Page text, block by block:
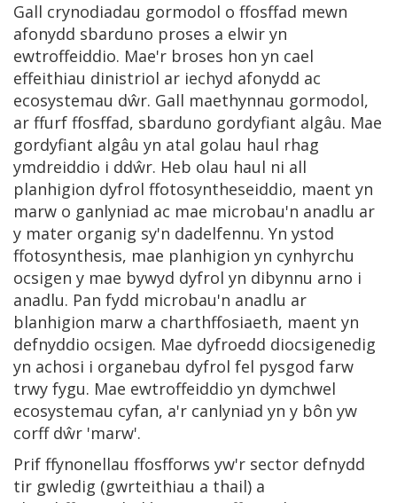
Gall crynodiadau gormodol o ffosffad mewn
afonydd sbarduno proses a elwir yn
ewtroffeiddio. Mae'r broses hon yn cael
effeithiau dinistriol ar iechyd afonydd ac
ecosystemau dŵr. Gall maethynnau gormodol,
ar ffurf ffosffad, sbarduno gordyfiant algâu. Mae
gordyfiant algâu yn atal golau haul rhag
ymdreiddio i ddŵr. Heb olau haul ni all
planhigion dyfrol ffotosyntheseiddio, maent yn
marw o ganlyniad ac mae microbau'n anadlu ar
y mater organig sy'n dadelfennu. Yn ystod
ffotosynthesis, mae planhigion yn cynhyrchu
ocsigen y mae bywyd dyfrol yn dibynnu arno i
anadlu. Pan fydd microbau'n anadlu ar
blanhigion marw a charthffosiaeth, maent yn
defnyddio ocsigen. Mae dyfroedd diocsigenedig
yn achosi i organebau dyfrol fel pysgod farw
trwy fygu. Mae ewtroffeiddio yn dymchwel
ecosystemau cyfan, a'r canlyniad yn y bôn yw
corff dŵr 'marw'.
Prif ffynonellau ffosfforws yw'r sector defnydd
tir gwledig (gwrteithiau a thail) a